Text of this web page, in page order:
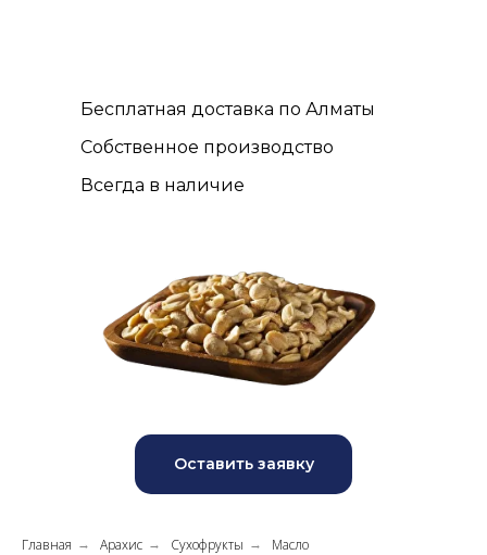
Бесплатная доставка по Алматы
Собственное производство
Всегда в наличие
Оставить заявку
Главная → Арахис → Сухофрукты → Масло